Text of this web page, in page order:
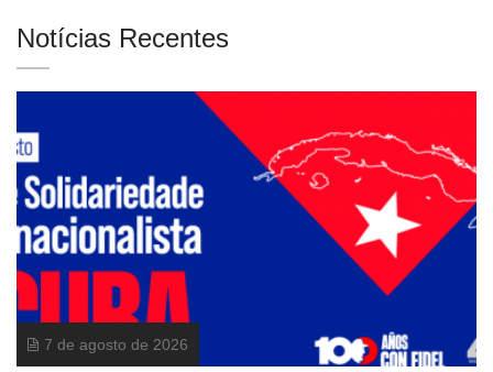
Notícias Recentes
7 de agosto de 2026